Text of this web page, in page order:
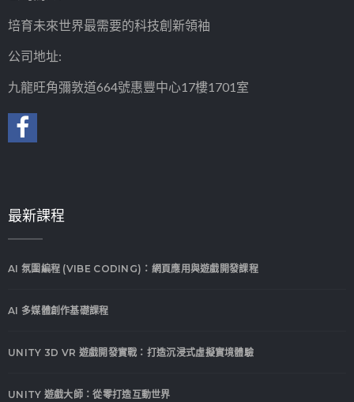
培育未來世界最需要的科技創新領袖
公司地址:
九龍旺角彌敦道664號惠豐中心17樓1701室
最新課程
AI 氛圍編程 (VIBE CODING)：網頁應用與遊戲開發課程
AI 多媒體創作基礎課程
UNITY 3D VR 遊戲開發實戰：打造沉浸式虛擬實境體驗
UNITY 遊戲大師：從零打造互動世界